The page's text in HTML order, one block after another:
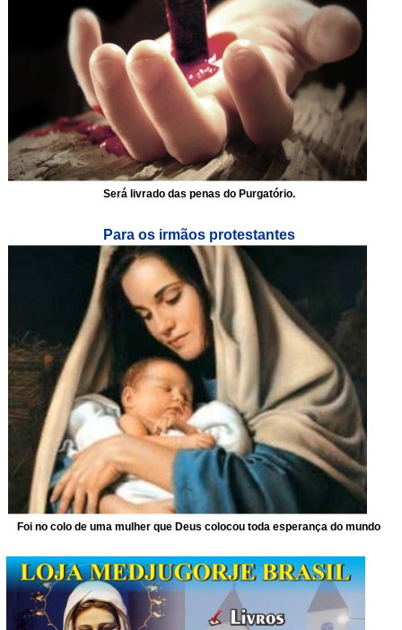
Será livrado das penas do Purgatório.
Para os irmãos protestantes
Foi no colo de uma mulher que Deus colocou toda esperança do mundo